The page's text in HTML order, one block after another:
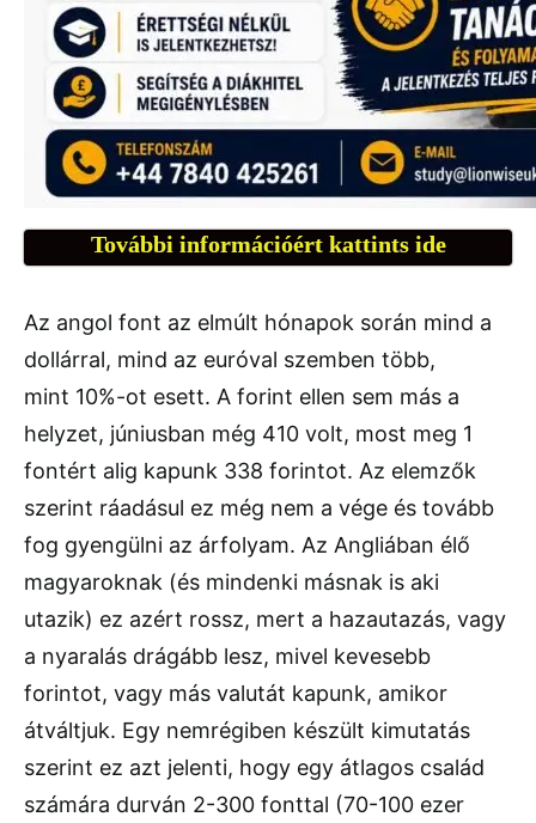
További információért kattints ide
Az angol font az elmúlt hónapok során mind a
dollárral, mind az euróval szemben több,
mint 10%-ot esett. A forint ellen sem más a
helyzet, júniusban még 410 volt, most meg 1
fontért alig kapunk 338 forintot. Az elemzők
szerint ráadásul ez még nem a vége és tovább
fog gyengülni az árfolyam. Az Angliában élő
magyaroknak (és mindenki másnak is aki
utazik) ez azért rossz, mert a hazautazás, vagy
a nyaralás drágább lesz, mivel kevesebb
forintot, vagy más valutát kapunk, amikor
átváltjuk. Egy nemrégiben készült kimutatás
szerint ez azt jelenti, hogy egy átlagos család
számára durván 2-300 fonttal (70-100 ezer